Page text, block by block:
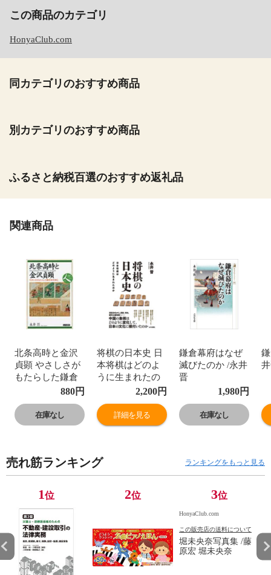
この商品のカテゴリ
HonyaClub.com
同カテゴリのおすすめ商品
別カテゴリのおすすめ商品
ふるさと納税百選のおすすめ返礼品
関連商品
北条高時と金沢
貞顕 やさしさが
もたらした鎌倉
幕府滅亡 /永井晋
880円
在庫なし
将棋の日本史 日
本将棋はどのよ
うに生まれたの
か /永井晋2,200円
詳細を見る
鎌倉幕府はなぜ
滅びたのか /永井
晋
1,980円
在庫なし
売れ筋ランキング ランキングをもっと見る
1位 2位 3位
HonyaClub.com
この販売店の送料について
堀未央奈写真集 /藤
原宏 堀未央奈